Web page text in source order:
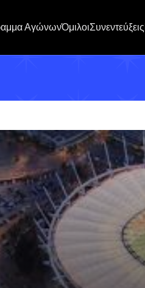
ΑγώνωνΌμιλοιΣυνεντεύξεις